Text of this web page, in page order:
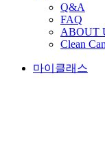
Q&A
FAQ
ABOUT
Clean
마이클래스